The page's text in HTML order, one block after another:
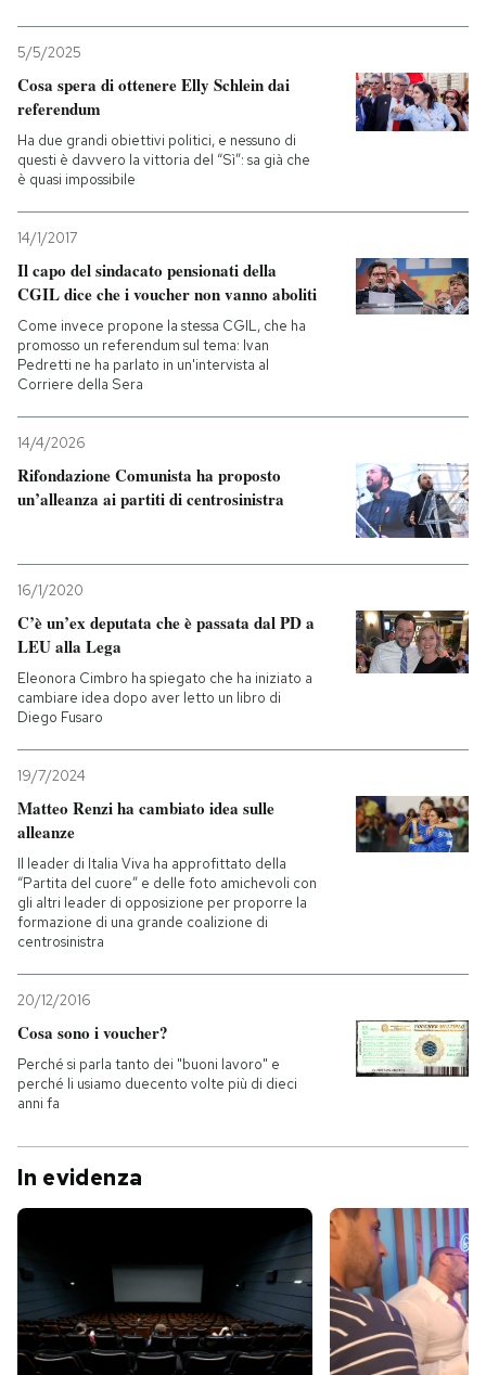
5/5/2025
Cosa spera di ottenere Elly Schlein dai
referendum
Ha due grandi obiettivi politici, e nessuno di
questi è davvero la vittoria del “Sì”: sa già che
è quasi impossibile
14/1/2017
Il capo del sindacato pensionati della
CGIL dice che i voucher non vanno aboliti
Come invece propone la stessa CGIL, che ha
promosso un referendum sul tema: Ivan
Pedretti ne ha parlato in un'intervista al
Corriere della Sera
14/4/2026
Rifondazione Comunista ha proposto
un’alleanza ai partiti di centrosinistra
16/1/2020
C’è un’ex deputata che è passata dal PD a
LEU alla Lega
Eleonora Cimbro ha spiegato che ha iniziato a
cambiare idea dopo aver letto un libro di
Diego Fusaro
19/7/2024
Matteo Renzi ha cambiato idea sulle
alleanze
Il leader di Italia Viva ha approfittato della
“Partita del cuore” e delle foto amichevoli con
gli altri leader di opposizione per proporre la
formazione di una grande coalizione di
centrosinistra
20/12/2016
Cosa sono i voucher?
Perché si parla tanto dei "buoni lavoro" e
perché li usiamo duecento volte più di dieci
anni fa
In evidenza